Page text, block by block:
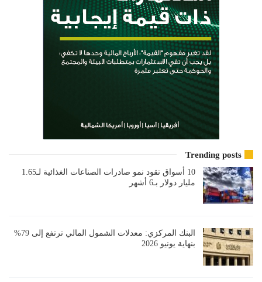
Trending posts
10 أسواق تقود نمو صادرات الصناعات الغذائية لـ1.65
مليار دولار بـ6 أشهر
البنك المركزي: معدلات الشمول المالي ترتفع إلى 79%
بنهاية يونيو 2026